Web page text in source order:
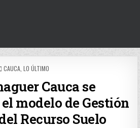
POSTED
CAUCA LO ÚLTIMO
Cauca se
modelo de Gestión
Recurso Suelo